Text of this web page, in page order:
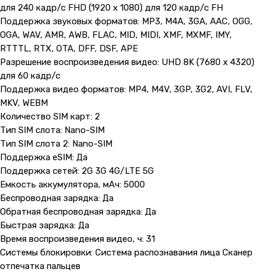
для 240 кадр/с FHD (1920 x 1080) для 120 кадр/с FH
Поддержка звуковых форматов: MP3, M4A, 3GA, AAC, OGG,
OGA, WAV, AMR, AWB, FLAC, MID, MIDI, XMF, MXMF, IMY,
RTTTL, RTX, OTA, DFF, DSF, APE
Разрешение воспроизведения видео: UHD 8K (7680 x 4320)
для 60 кадр/с
Поддержка видео форматов: MP4, M4V, 3GP, 3G2, AVI, FLV,
MKV, WEBM
Количество SIM карт: 2
Тип SIM слота: Nano-SIM
Тип SIM слота 2: Nano-SIM
Поддержка eSIM: Да
Поддержка сетей: 2G 3G 4G/LTE 5G
Емкость аккумулятора, мАч: 5000
Беспроводная зарядка: Да
Обратная беспроводная зарядка: Да
Быстрая зарядка: Да
Время воспроизведения видео, ч: 31
Системы блокировки: Система распознавания лица Сканер
отпечатка пальцев